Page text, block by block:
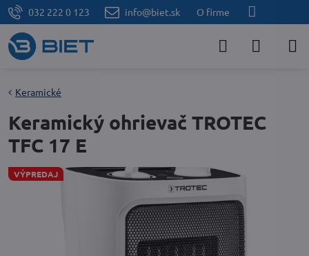
032 222 0 123 info@biet.sk O firme
VÝPREDAJ
Keramické
Keramický ohrievač TROTEC
TFC 17 E